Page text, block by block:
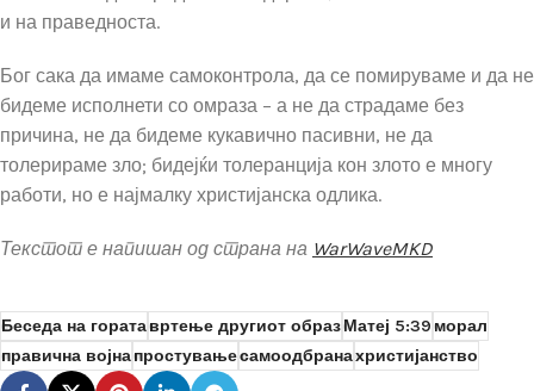
и на праведноста.
Бог сака да имаме самоконтрола, да се помируваме и да не
бидеме исполнети со омраза – а не да страдаме без
причина, не да бидеме кукавично пасивни, не да
толерираме зло; бидејќи толеранција кон злото е многу
работи, но е најмалку христијанска одлика.
Текстот е напишан од страна на WarWaveMKD
Беседа на горатавртење другиот образМатеј 5:39морал
правична војнапростувањесамоодбранахристијанство